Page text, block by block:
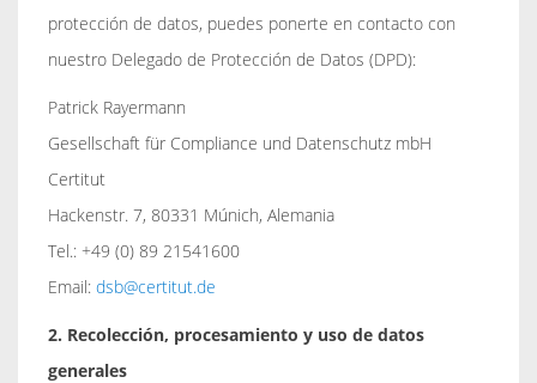
protección de datos, puedes ponerte en contacto con
nuestro Delegado de Protección de Datos (DPD):
Patrick Rayermann
Gesellschaft für Compliance und Datenschutz mbH
Certitut
Hackenstr. 7, 80331 Múnich, Alemania
Tel.: +49 (0) 89 21541600
Email: dsb@certitut.de
2. Recolección, procesamiento y uso de datos
generales